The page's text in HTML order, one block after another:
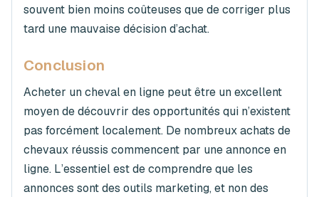
souvent bien moins coûteuses que de corriger plus
tard une mauvaise décision d’achat.
Conclusion
Acheter un cheval en ligne peut être un excellent
moyen de découvrir des opportunités qui n’existent
pas forcément localement. De nombreux achats de
chevaux réussis commencent par une annonce en
ligne. L’essentiel est de comprendre que les
annonces sont des outils marketing, et non des